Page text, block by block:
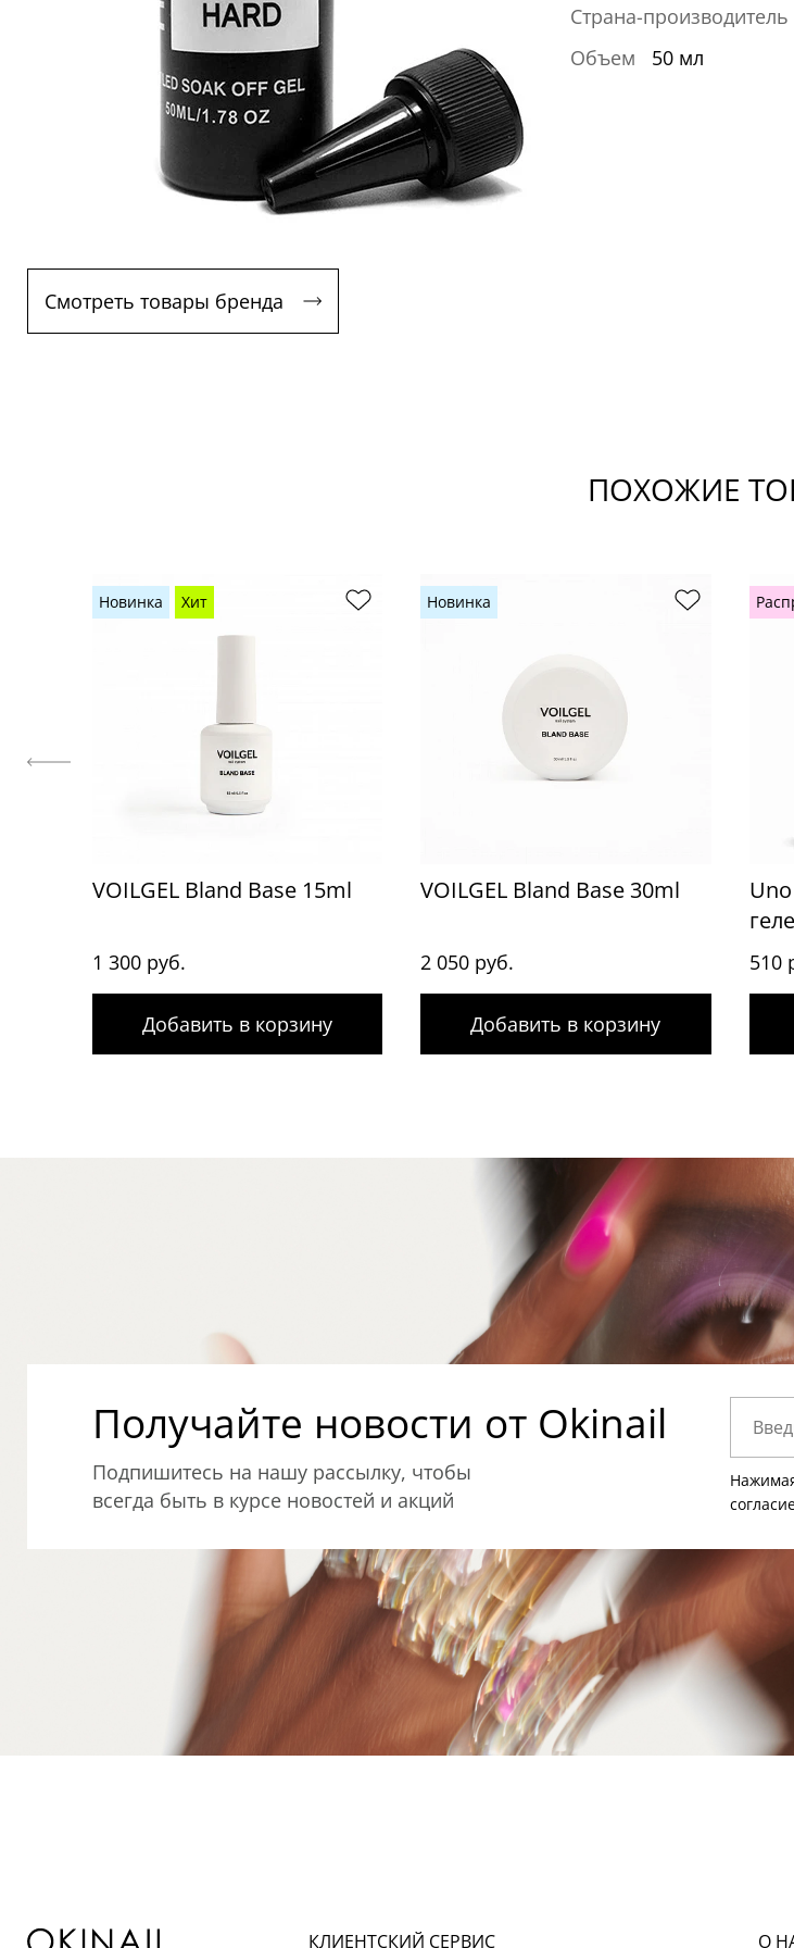
Смотреть товары бренда
Страна-производитель
Объем
50 мл
ПОХОЖИЕ
Новинка Хит
VOILGEL Bland Base 15ml
1 300 руб.
Добавить в корзину
Новинка
VOILGEL Bland Base 30ml
2 050 руб.
Добавить в корзину
510
Получайте новости от Okinail
Подпишитесь на нашу рассылку, чтобы
всегда быть в курсе новостей и акций
КЛИЕНТСКИЙ СЕРВИС О